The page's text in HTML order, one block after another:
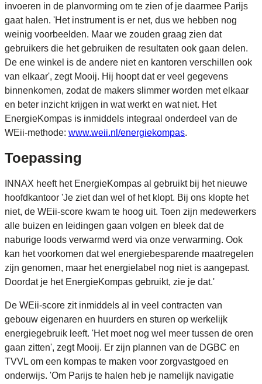
invoeren in de planvorming om te zien of je daarmee Parijs
gaat halen. 'Het instrument is er net, dus we hebben nog
weinig voorbeelden. Maar we zouden graag zien dat
gebruikers die het gebruiken de resultaten ook gaan delen.
De ene winkel is de andere niet en kantoren verschillen ook
van elkaar', zegt Mooij. Hij hoopt dat er veel gegevens
binnenkomen, zodat de makers slimmer worden met elkaar
en beter inzicht krijgen in wat werkt en wat niet. Het
EnergieKompas is inmiddels integraal onderdeel van de
WEii-methode: www.weii.nl/energiekompas.
Toepassing
INNAX heeft het EnergieKompas al gebruikt bij het nieuwe
hoofdkantoor 'Je ziet dan wel of het klopt. Bij ons klopte het
niet, de WEii-score kwam te hoog uit. Toen zijn medewerkers
alle buizen en leidingen gaan volgen en bleek dat de
naburige loods verwarmd werd via onze verwarming. Ook
kan het voorkomen dat wel energiebesparende maatregelen
zijn genomen, maar het energielabel nog niet is aangepast.
Doordat je het EnergieKompas gebruikt, zie je dat.'
De WEii-score zit inmiddels al in veel contracten van
gebouw eigenaren en huurders en sturen op werkelijk
energiegebruik leeft. 'Het moet nog wel meer tussen de oren
gaan zitten', zegt Mooij. Er zijn plannen van de DGBC en
TVVL om een kompas te maken voor zorgvastgoed en
onderwijs. 'Om Parijs te halen heb je namelijk navigatie